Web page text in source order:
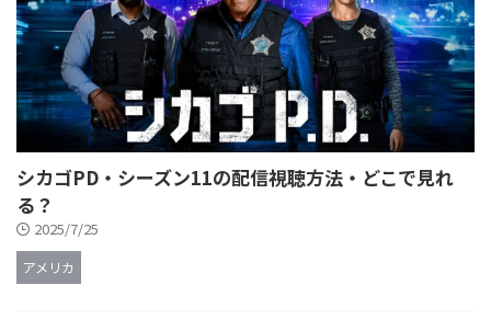
シカゴPD・シーズン11の配信視聴方法・どこで見れ
る？
2025/7/25
アメリカ